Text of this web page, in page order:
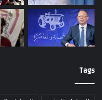
Tags